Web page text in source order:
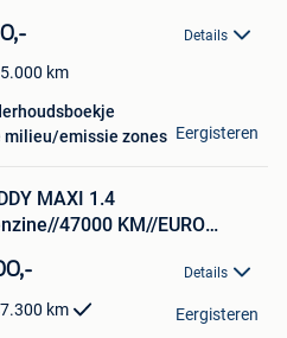
Details
km
milieu/emissie zones Eergisteren
MAXI 1.4
47000 KM//EURO
Details
km Eergisteren